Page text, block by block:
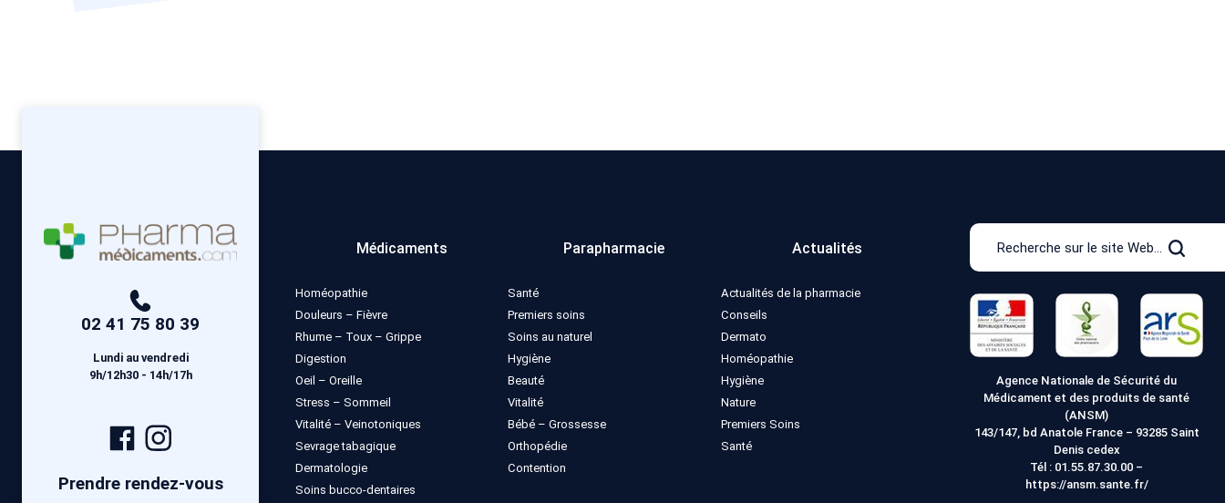
02 41 75 80 39
Lundi au vendredi
9h/12h30 - 14h/17h
Page
Facebook
Prendre rendez-vous
Médicaments
Homéopathie
Douleurs – Fièvre
Rhume – Toux – Grippe
Digestion
Oeil – Oreille
Stress – Sommeil
Vitalité – Veinotoniques
Sevrage tabagique
Dermatologie
Soins bucco-dentaires
Parapharmacie
Santé
Premiers soins
Soins au naturel
Hygiène
Beauté
Vitalité
Bébé – Grossesse
Orthopédie
Contention
Actualités
Actualités de la pharmacie
Conseils
Dermato
Homéopathie
Hygiène
Nature
Premiers Soins
Santé
Recherche
le
site
Web
Agence Nationale de Sécurité du
Médicament et des produits de santé
(ANSM)
143/147, bd Anatole France – 93285 Saint
Denis cedex
Tél : 01.55.87.30.00 –
https://ansm.sante.fr/